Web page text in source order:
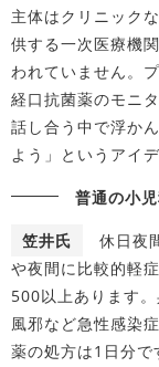
主体はクリニック
供する一次医療機
われていません。
経口抗菌薬のモニ
話し合う中で浮か
よう」というアイ
普通の小
笠井氏
休日夜
や夜間に比較的軽
500以上あります
風邪など急性感染
薬の処方は1日分で